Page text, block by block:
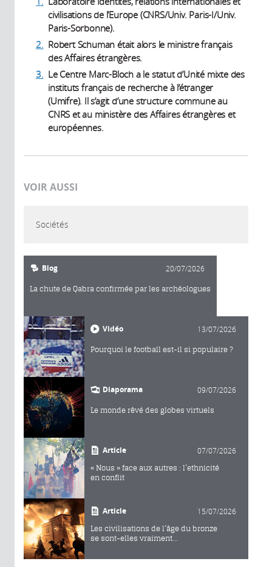
civilisations de l’Europe (CNRS/Univ. Paris-I/Univ.
Paris-Sorbonne).
2. Robert Schuman était alors le ministre français
des Affaires étrangères.
3. Le Centre Marc-Bloch a le statut d’Unité mixte des
instituts français de recherche à l’étranger
(Umifre). Il s’agit d’une structure commune au
CNRS et au ministère des Affaires étrangères et
européennes.
VOIR AUSSI
Sociétés
Blog 20/07/2026
La chute de Qabra confirmée par les archéologues
Vidéo 13/07/2026
Pourquoi le football est-il si populaire ?
Diaporama 09/07/2026
Le monde rêvé des globes virtuels
Article 07/07/2026
« Nous » face aux autres : l’ethnicité
en conflit
Article 15/07/2026
Les civilisations de l’âge du bronze
se sont-elles vraiment...